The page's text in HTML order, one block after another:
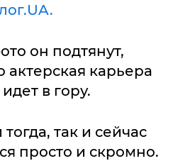
он подтянут,
актерская карьера
в гору.
так и сейчас
просто и скромно.